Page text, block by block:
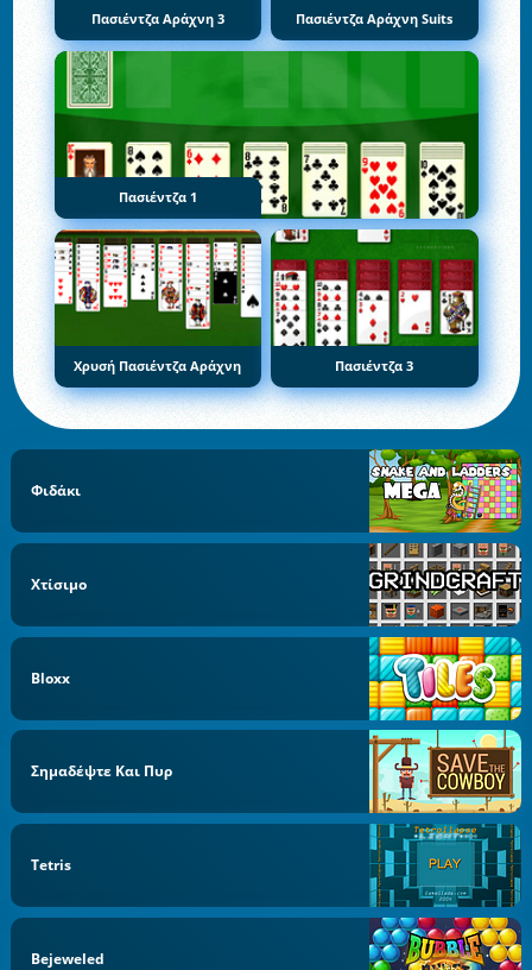
Πασιέντζα Αράχνη 3 Πασιέντζα Αράχνη Suits
Πασιέντζα 1
Χρυσή Πασιέντζα Αράχνη Πασιέντζα 3
Φιδάκι
Χτίσιμο
Bloxx
Σημαδέψτε Και Πυρ
Tetris
Bejeweled